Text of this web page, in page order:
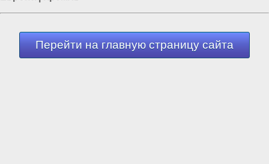
Перейти на главную страницу сайта